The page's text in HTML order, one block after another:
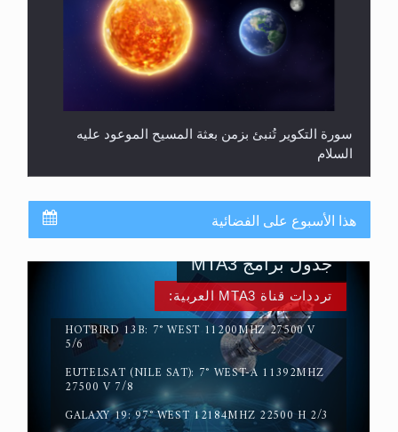
سورة التكوير تُنبئ بزمن بعثة المسيح الموعود عليه
السلام
حقيقة المسيح الدجال
هذا الأسبوع على الفضائية
ترددات قناة MTA3 العربية:
HOTBIRD 13B: 7° WEST 11200MHZ 27500 V
5/6
EUTELSAT (NILE SAT): 7° WEST-A 11392MHZ
27500 V 7/8
GALAXY 19: 97° WEST 12184MHZ 22500 H 2/3
جدول برامج MTA3